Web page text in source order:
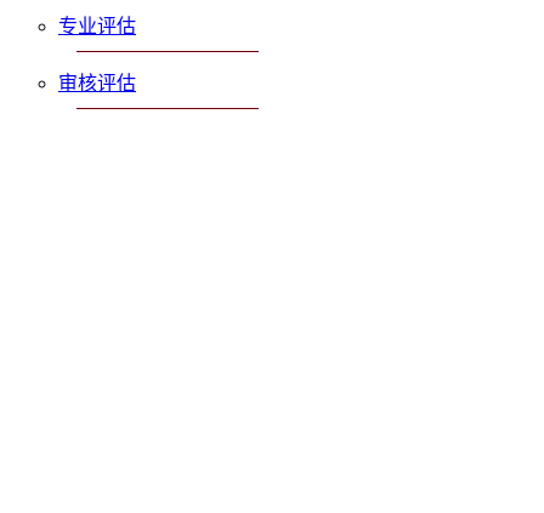
专业评估
审核评估